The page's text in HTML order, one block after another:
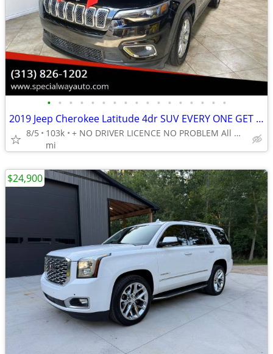
• • • • • • • • • • • • • • • • •
2019 Jeep Cherokee Latitude 4dr SUV EVERY ONE GET APPROVED 0 DOWN
8/5
103k
mi
+ NO DRIVER LICENCE NO PROBLEM All DONE IN HOUSE PLATE TITLE
$24,900